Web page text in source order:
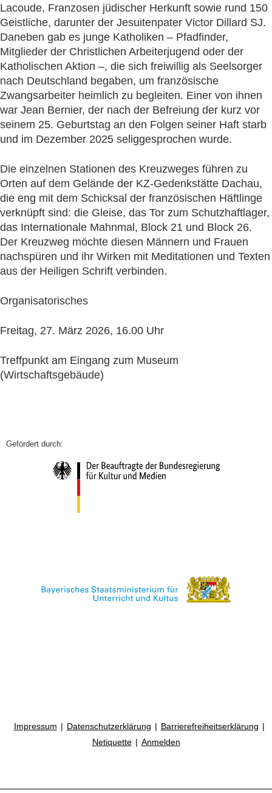
Lacoude, Franzosen jüdischer Herkunft sowie rund 150
Geistliche, darunter der Jesuitenpater Victor Dillard SJ.
Daneben gab es junge Katholiken – Pfadfinder,
Mitglieder der Christlichen Arbeiterjugend oder der
Katholischen Aktion –, die sich freiwillig als Seelsorger
nach Deutschland begaben, um französische
Zwangsarbeiter heimlich zu begleiten. Einer von ihnen
war Jean Bernier, der nach der Befreiung der kurz vor
seinem 25. Geburtstag an den Folgen seiner Haft starb
und im Dezember 2025 seliggesprochen wurde.
Die einzelnen Stationen des Kreuzweges führen zu
Orten auf dem Gelände der KZ-Gedenkstätte Dachau,
die eng mit dem Schicksal der französischen Häftlinge
verknüpft sind: die Gleise, das Tor zum Schutzhaftlager,
das Internationale Mahnmal, Block 21 und Block 26.
Der Kreuzweg möchte diesen Männern und Frauen
nachspüren und ihr Wirken mit Meditationen und Texten
aus der Heiligen Schrift verbinden.
Organisatorisches
Freitag, 27. März 2026, 16.00 Uhr
Treffpunkt am Eingang zum Museum
(Wirtschaftsgebäude)
Impressum Datenschutzerklärung
Barrierefreiheitserklärung
Netiquette
Anmelden